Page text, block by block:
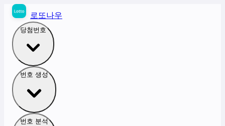
로또나우
당첨번호
번호 생성
번호 분석